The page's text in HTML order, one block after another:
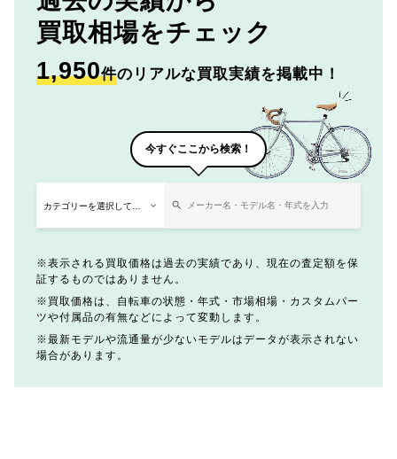
買取相場をチェック
1,950件のリアルな買取実績を掲載中！
今すぐここから検索！
表示される買取価格は過去の実績であり、現在の査定額を保
証するものではありません。
買取価格は、自転車の状態・年式・市場相場・カスタムパー
ツや付属品の有無などによって変動します。
最新モデルや流通量が少ないモデルはデータが表示されない
場合があります。